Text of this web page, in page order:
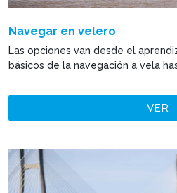
Navegar en velero
Las opciones van desde el
básicos de la navegación a vela
VER